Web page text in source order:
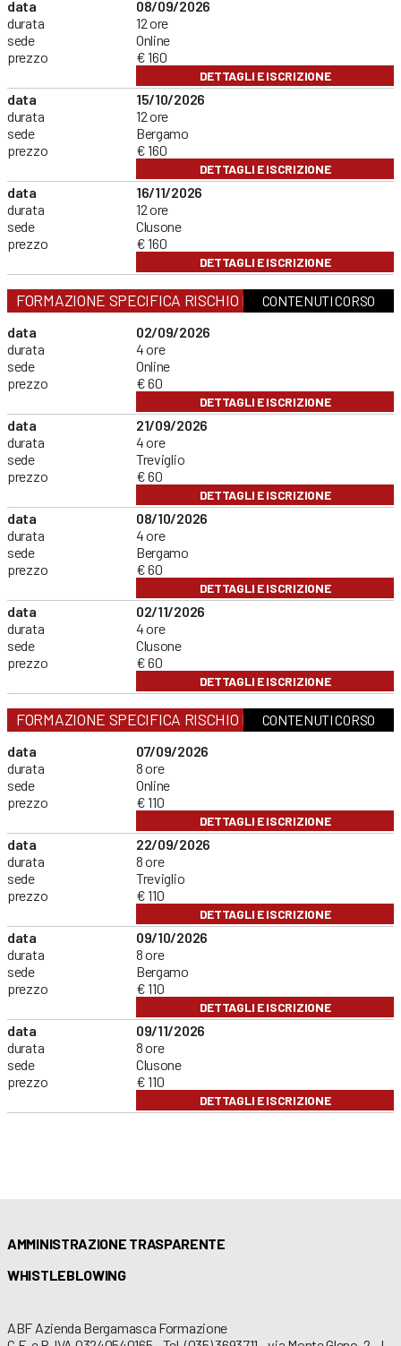
data
durata
sede
prezzo
08/09/2026
12 ore
Online
€ 160
DETTAGLI E ISCRIZIONE
data
durata
sede
prezzo
15/10/2026
12 ore
Bergamo
€ 160
DETTAGLI E ISCRIZIONE
data
durata
sede
prezzo
16/11/2026
12 ore
Clusone
€ 160
DETTAGLI E ISCRIZIONE
FORMAZIONE SPECIFICA RISCHIO BASSOCONTENUTI CORSO
data
durata
sede
prezzo
02/09/2026
4 ore
Online
€ 60
DETTAGLI E ISCRIZIONE
data
durata
sede
prezzo
21/09/2026
4 ore
Treviglio
€ 60
DETTAGLI E ISCRIZIONE
data
durata
sede
prezzo
08/10/2026
4 ore
Bergamo
€ 60
DETTAGLI E ISCRIZIONE
data
durata
sede
prezzo
02/11/2026
4 ore
Clusone
€ 60
DETTAGLI E ISCRIZIONE
FORMAZIONE SPECIFICA RISCHIO MEDIOCONTENUTI CORSO
data
durata
sede
prezzo
07/09/2026
8 ore
Online
€ 110
DETTAGLI E ISCRIZIONE
data
durata
sede
prezzo
22/09/2026
8 ore
Treviglio
€ 110
DETTAGLI E ISCRIZIONE
data
durata
sede
prezzo
09/10/2026
8 ore
Bergamo
€ 110
DETTAGLI E ISCRIZIONE
data
durata
sede
prezzo
09/11/2026
8 ore
Clusone
€ 110
DETTAGLI E ISCRIZIONE
AMMINISTRAZIONE TRASPARENTE
WHISTLEBLOWING
ABF Azienda Bergamasca Formazione